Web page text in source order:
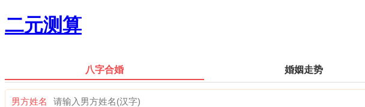
二元测算
八字合婚 婚姻走势
男方姓名